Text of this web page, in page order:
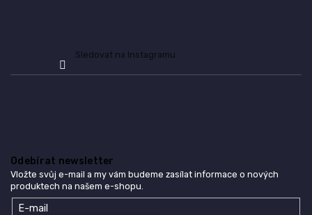
u
Sledovat na Instagramu
Odebírat newsletter
Vložte svůj e-mail a my vám budeme zasílat informace o nových
produktech na našem e-shopu.
E-mail